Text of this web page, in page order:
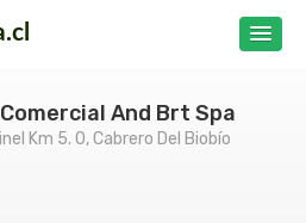
And Brt Spa
Km 5. 0, Cabrero Del Biobío